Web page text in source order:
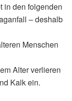
in den folgenden
– deshalb
Menschen
Alter verlieren
Kalk ein.